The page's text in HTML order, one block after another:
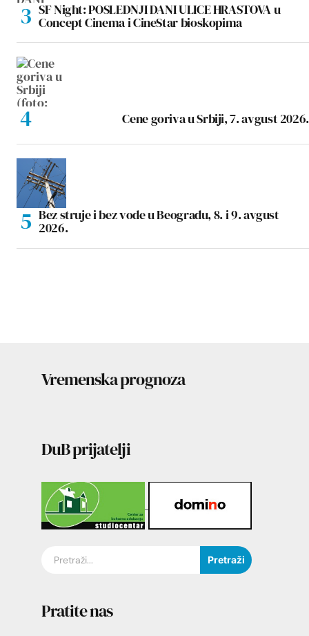
SF Night: POSLEDNJI DANI ULICE HRASTOVA u
Concept Cinema i CineStar bioskopima
Cene goriva u Srbiji, 7. avgust 2026.
Bez struje i bez vode u Beogradu, 8. i 9. avgust
2026.
Vremenska prognoza
DuB prijatelji
Pretraži
Pratite nas